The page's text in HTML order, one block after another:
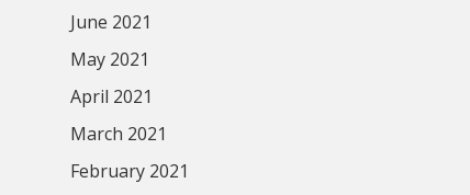
June 2021
May 2021
April 2021
March 2021
February 2021